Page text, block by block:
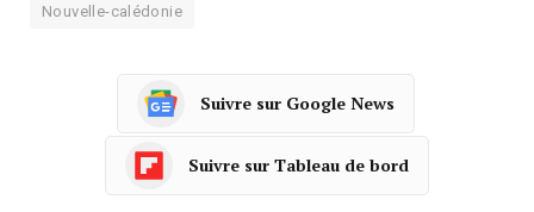
Nouvelle-calédonie
Suivre sur Google News
Suivre sur Tableau de bord